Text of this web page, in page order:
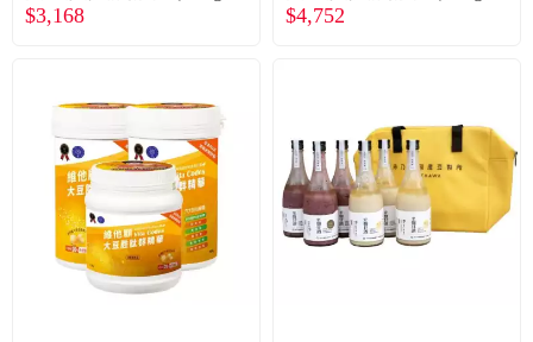
* 2) 廠商直送
$3,168
*3）廠商直送
$4,752